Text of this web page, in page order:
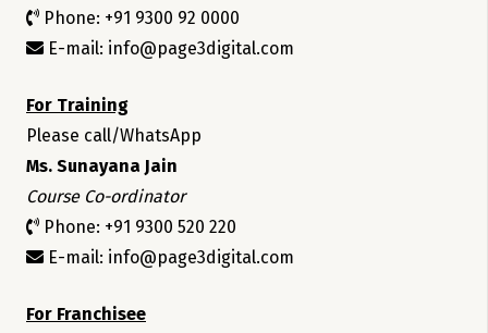
Phone: +91 9300 92 0000
E-mail: info@page3digital.com
For Training
Please call/WhatsApp
Ms. Sunayana Jain
Course Co-ordinator
Phone: +91 9300 520 220
E-mail: info@page3digital.com
For Franchisee